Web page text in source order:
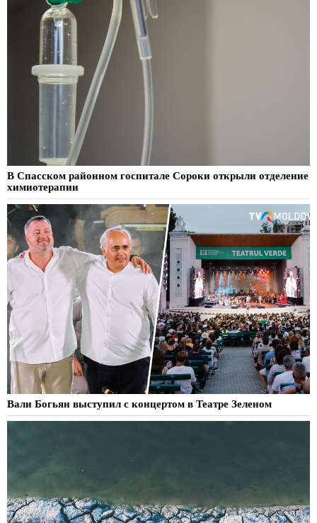
В Спасском районном госпитале Сороки открыли отделение
химиотерапии
Вали Богьян выступил с концертом в Театре Зеленом